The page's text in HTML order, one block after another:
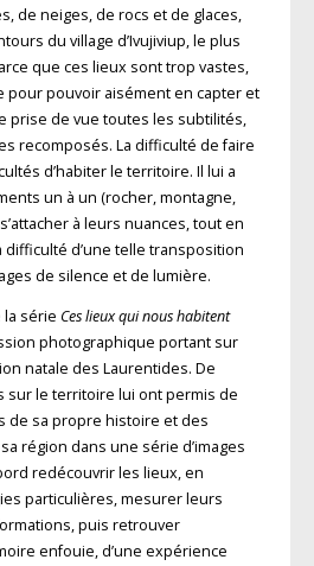
de neiges, de rocs et de glaces,
du village d’Ivujiviup, le plus
que ces lieux sont trop vastes,
pour pouvoir aisément en capter et
prise de vue toutes les subtilités,
recomposés. La difficulté de faire
d’habiter le territoire. Il lui a
un à un (rocher, montagne,
à leurs nuances, tout en
d’une telle transposition
de silence et de lumière.
la série Ces lieux qui nous habitent
photographique portant sur
natale des Laurentides. De
sur le territoire lui ont permis de
de sa propre histoire et des
région dans une série d’images
redécouvrir les lieux, en
particulières, mesurer leurs
puis retrouver
enfouie, d’une expérience